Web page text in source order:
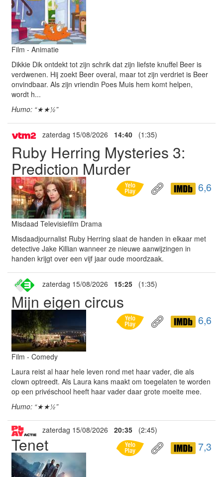
Film - Animatie
Dikkie Dik ontdekt tot zijn schrik dat zijn liefste knuffel Beer is
verdwenen. Hij zoekt Beer overal, maar tot zijn verdriet is Beer
onvindbaar. Als zijn vriendin Poes Muis hem komt helpen,
wordt h...
Humo: “★★½”
zaterdag 15/08/2026 14:40 (1:35)
Ruby Herring Mysteries 3:
Prediction Murder
6,6
Misdaad Televisiefilm Drama
Misdaadjournalist Ruby Herring slaat de handen in elkaar met
detective Jake Killian wanneer ze nieuwe aanwijzingen in
handen krijgt over een vijf jaar oude moordzaak.
zaterdag 15/08/2026 15:25 (1:35)
Mijn eigen circus
6,6
Film - Comedy
Laura reist al haar hele leven rond met haar vader, die als
clown optreedt. Als Laura kans maakt om toegelaten te worden
op een privéschool heeft haar vader daar grote moeite mee.
Humo: “★★½”
zaterdag 15/08/2026 20:35 (2:45)
Tenet 7,3